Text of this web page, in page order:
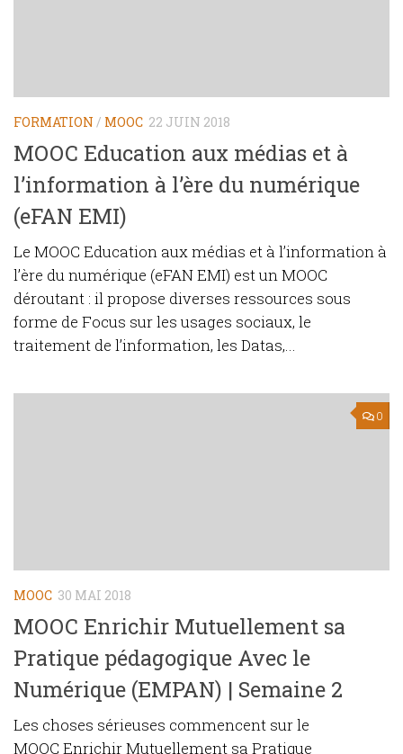
FORMATION / MOOC 22 JUIN 2018
MOOC Education aux médias et à
l’information à l’ère du numérique
(eFAN EMI)
Le MOOC Education aux médias et à l’information à
l’ère du numérique (eFAN EMI) est un MOOC
déroutant : il propose diverses ressources sous
forme de Focus sur les usages sociaux, le
traitement de l’information, les Datas,...
0
MOOC 30 MAI 2018
MOOC Enrichir Mutuellement sa
Pratique pédagogique Avec le
Numérique (EMPAN) | Semaine 2
Les choses sérieuses commencent sur le
MOOC Enrichir Mutuellement sa Pratique